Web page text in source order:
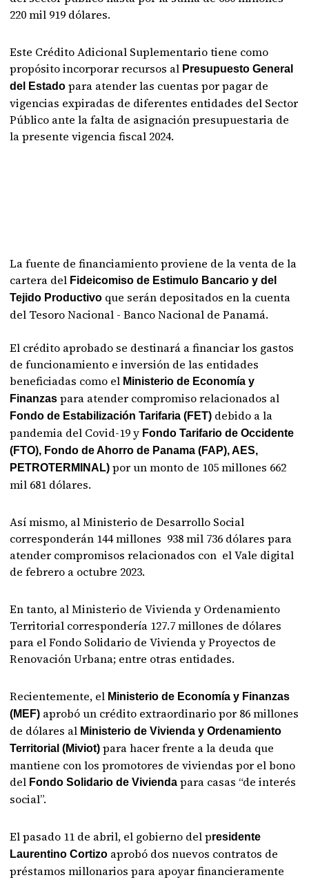
220 mil 919 dólares.
Este Crédito Adicional Suplementario tiene como
propósito incorporar recursos al Presupuesto General
del Estado para atender las cuentas por pagar de
vigencias expiradas de diferentes entidades del Sector
Público ante la falta de asignación presupuestaria de
la presente vigencia fiscal 2024.
La fuente de financiamiento proviene de la venta de la
cartera del Fideicomiso de Estimulo Bancario y del
Tejido Productivo que serán depositados en la cuenta
del Tesoro Nacional - Banco Nacional de Panamá.
El crédito aprobado se destinará a financiar los gastos
de funcionamiento e inversión de las entidades
beneficiadas como el Ministerio de Economía y
Finanzas para atender compromiso relacionados al
Fondo de Estabilización Tarifaria (FET) debido a la
pandemia del Covid-19 y Fondo Tarifario de Occidente
(FTO), Fondo de Ahorro de Panama (FAP), AES,
PETROTERMINAL)por un monto de 105 millones 662
mil 681 dólares.
Así mismo, al Ministerio de Desarrollo Social
corresponderán 144 millones 938 mil 736 dólares para
atender compromisos relacionados con el Vale digital
de febrero a octubre 2023.
En tanto, al Ministerio de Vivienda y Ordenamiento
Territorial correspondería 127.7 millones de dólares
para el Fondo Solidario de Vivienda y Proyectos de
Renovación Urbana; entre otras entidades.
Recientemente, el Ministerio de Economía y Finanzas
(MEF) aprobó un crédito extraordinario por 86 millones
de dólares al Ministerio de Vivienda y Ordenamiento
Territorial (Miviot)para hacer frente a la deuda que
mantiene con los promotores de viviendas por el bono
del Fondo Solidario de Vivienda para casas “de interés
social”.
El pasado 11 de abril, el gobierno del presidente
Laurentino Cortizo aprobó dos nuevos contratos de
préstamos millonarios para apoyar financieramente